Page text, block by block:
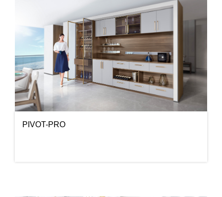
PIVOT-PRO